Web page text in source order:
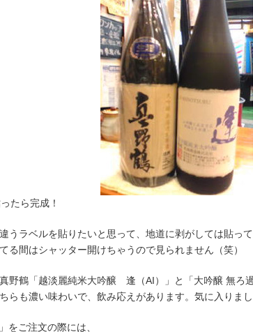
たら完成！
うラベルを貼りたいと思って、地道に剥がしては貼って
る間はシャッター開けちゃうので見られません（笑）
野鶴「越淡麗純米大吟醸 逢（AI）」と「大吟醸 無ろ
らも濃い味わいで、飲み応えがあります。気に入りまし
をご注文の際には、